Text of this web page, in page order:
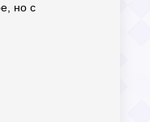
но с